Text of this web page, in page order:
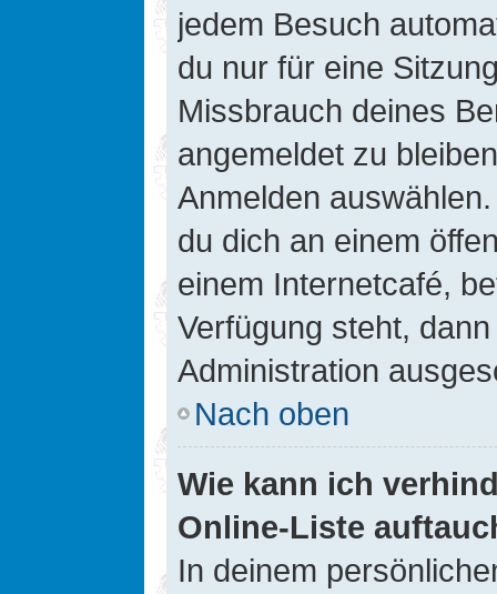
jedem Besuch
du nur für eine
Missbrauch deines
angemeldet zu
Anmelden
du dich an einem
einem Internetcafé,
Verfügung steht,
Administration
Nach oben
Wie kann ich
Online-Liste
In deinem